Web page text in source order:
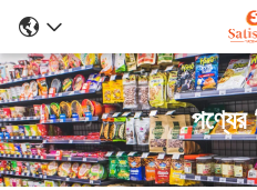
পণ্যের